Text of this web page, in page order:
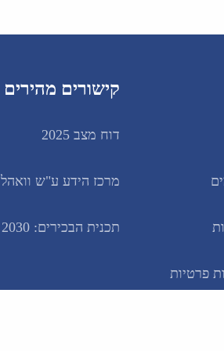
פרטיות
קישורים מהירים
דוח מצב 2025
מרכז הידע ע"ש וואהל
תכנית הבכירים: 2030